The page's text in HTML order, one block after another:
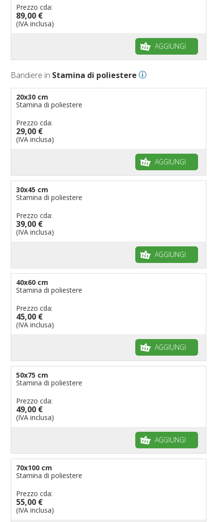
Prezzo cda:
89,00 €
(IVA inclusa)
AGGIUNGI
Bandiere in Stamina di poliestere
20x30 cm
Stamina di poliestere
Prezzo cda:
29,00 €
(IVA inclusa)
AGGIUNGI
30x45 cm
Stamina di poliestere
Prezzo cda:
39,00 €
(IVA inclusa)
AGGIUNGI
40x60 cm
Stamina di poliestere
Prezzo cda:
45,00 €
(IVA inclusa)
AGGIUNGI
50x75 cm
Stamina di poliestere
Prezzo cda:
49,00 €
(IVA inclusa)
AGGIUNGI
70x100 cm
Stamina di poliestere
Prezzo cda:
55,00 €
(IVA inclusa)